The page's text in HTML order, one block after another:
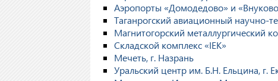
Аэропорты «Домодедово» и
Таганрогский авиационный научно-
Магнитогорский металлургический
Складской комплекс «IEK»
Мечеть, г. Назрань
Уральский центр им. Б.Н. Ельцина, г.